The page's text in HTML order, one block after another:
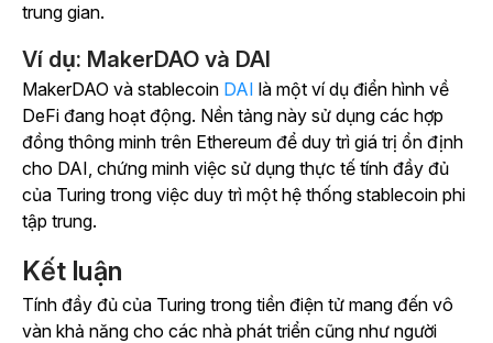
trung gian.
Ví dụ: MakerDAO và DAI
MakerDAO và stablecoin DAI là một ví dụ điển hình về
DeFi đang hoạt động. Nền tảng này sử dụng các hợp
đồng thông minh trên Ethereum để duy trì giá trị ổn định
cho DAI, chứng minh việc sử dụng thực tế tính đầy đủ
của Turing trong việc duy trì một hệ thống stablecoin phi
tập trung.
Kết luận
Tính đầy đủ của Turing trong tiền điện tử mang đến vô
vàn khả năng cho các nhà phát triển cũng như người